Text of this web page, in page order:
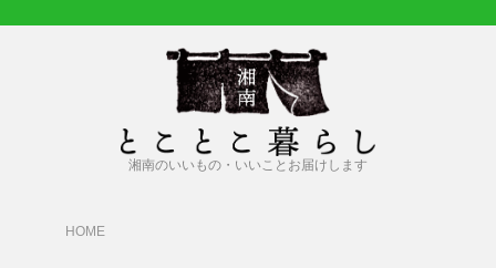
湘南のいいもの・いいことお届けします
HOME